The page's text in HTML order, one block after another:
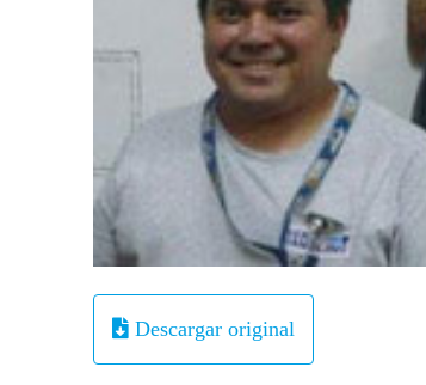
Descargar original